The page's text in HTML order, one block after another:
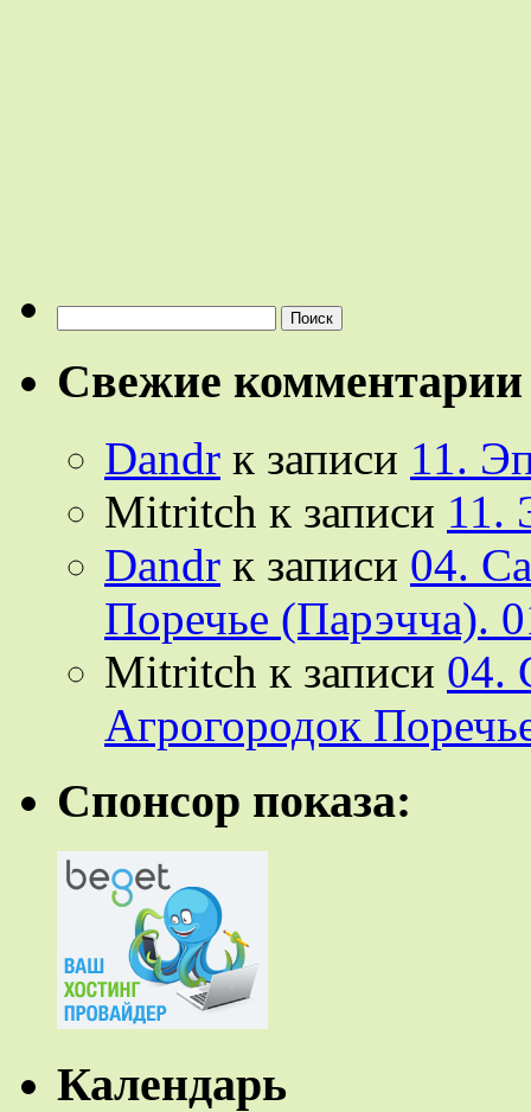
Свежие комментарии
Dandr к записи 11.
Mitritch к записи 11.
Dandr к записи 04.
Поречье (Парэчча).
Mitritch к записи 04.
Агрогородок
Спонсор показа:
Календарь